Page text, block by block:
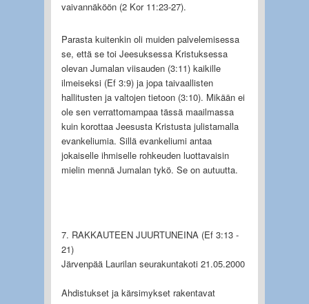
vaivannäköön (2 Kor 11:23-27).
Parasta kuitenkin oli muiden palvelemisessa
se, että se toi Jeesuksessa Kristuksessa
olevan Jumalan vii­sauden (3:11) kaikille
ilmeiseksi (Ef 3:9) ja jopa taivaallisten
hallitusten ja valtojen tietoon (3:10). Mikään ei
ole sen verrattomampaa tässä maailmassa
kuin korottaa Jeesusta Kristusta julistamalla
evankeliumia. Sillä evankeliumi antaa
jokaiselle ihmiselle rohkeuden luottavaisin
mielin mennä Jumalan tykö. Se on autuutta.
7. RAKKAUTEEN JUURTUNEINA (Ef 3:13 -
21)
Järvenpää Laurilan seurakuntakoti 21.05.2000
Ahdistukset ja kärsimykset rakentavat